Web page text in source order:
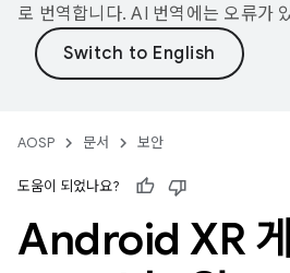
로 번역합니다. AI 번역에는 오류가
AOSP 문서 보안
도움이 되었나요?
Android XR